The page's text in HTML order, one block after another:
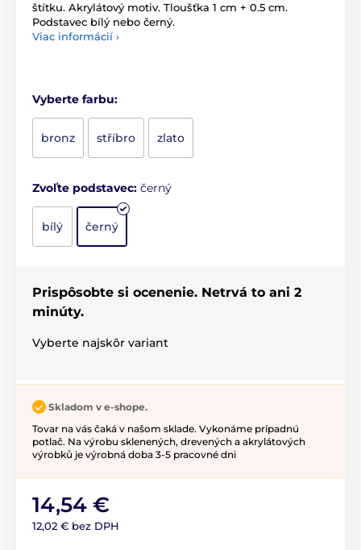
štítku. Akrylátový motiv. Tloušťka 1 cm + 0.5 cm.
Podstavec bílý nebo černý.
Viac informácií ›
Vyberte farbu:
bronz stříbro zlato
Zvoľte podstavec: černý
bílý černý
Prispôsobte si ocenenie. Netrvá to ani 2
minúty.
Vyberte najskôr variant
Skladom v e-shope.
Tovar na vás čaká v našom sklade. Vykonáme prípadnú
potlač. Na výrobu sklenených, drevených a akrylátových
výrobků je výrobná doba 3-5 pracovné dni
14,54 €
12,02 € bez DPH